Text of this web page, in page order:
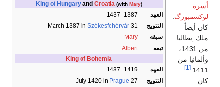
King of Hungaryand Croatia(with Mary)
العهد
1387–1437
التتويج
31 March 1387 in
Székesfehérvár
سبقه
Mary
تبعه
Albert
King of Bohemia
العهد
1419–1437
التتويج
27 July 1420 in
Prague
أسرة
لوكسمبورگ
كان أيضاً
ملك إيطاليا
من 1431،
وألمانيا من
1411.
[1]
كان